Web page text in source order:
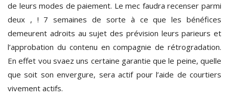
de leurs modes de paiement. Le mec faudra recenser parmi
deux , ! 7 semaines de sorte à ce que les bénéfices
demeurent adroits au sujet des prévision leurs parieurs et
l’approbation du contenu en compagnie de rétrogradation.
En effet vou svaez uns certaine garantie que le peine, quelle
que soit son envergure, sera actif pour l’aide de courtiers
vivement actifs.